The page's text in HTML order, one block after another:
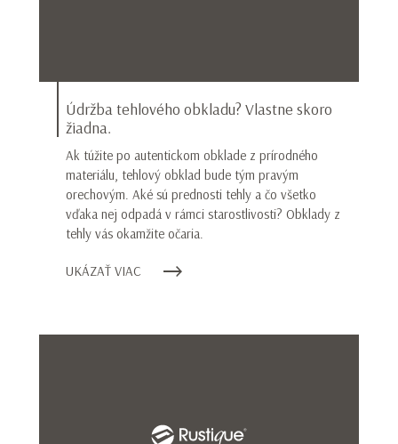
Údržba tehlového obkladu? Vlastne skoro
žiadna.
Ak túžite po autentickom obklade z prírodného
materiálu, tehlový obklad bude tým pravým
orechovým. Aké sú prednosti tehly a čo všetko
vďaka nej odpadá v rámci starostlivosti? Obklady z
tehly vás okamžite očaria.
UKÁZAŤ VIAC